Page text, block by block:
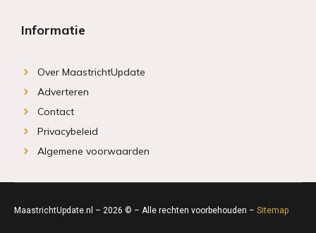
Informatie
Over MaastrichtUpdate
Adverteren
Contact
Privacybeleid
Algemene voorwaarden
MaastrichtUpdate.nl – 2026 © – Alle rechten voorbehouden – Sitemap